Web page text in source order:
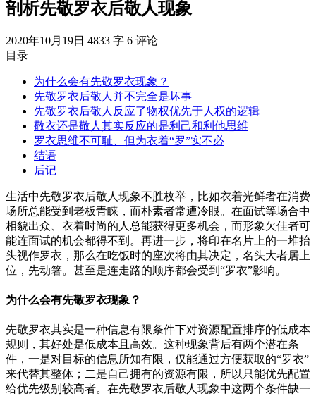
剖析先敬罗衣后敬人现象
2020年10月19日 4833 字 6 评论
目录
为什么会有先敬罗衣现象？
先敬罗衣后敬人并不完全是坏事
先敬罗衣后敬人反应了物权优先于人权的逻辑
敬衣还是敬人其实反应的是利己和利他思维
罗衣思维不可耻、但为衣着“罗”实不必
结语
后记
生活中先敬罗衣后敬人现象不胜枚举，比如衣着光鲜者在消费
场所总能受到老板青睐，而朴素者常遭冷眼。在面试等场合中
相貌出众、衣着时尚的人总能获得更多机会，而形象欠佳者可
能连面试的机会都得不到。再进一步，将印在名片上的一堆抬
头视作罗衣，那么在吃饭时的座次将由其决定，名头大者居上
位，先动箸。甚至是连走路的顺序都会受到“罗衣”影响。
为什么会有先敬罗衣现象？
先敬罗衣其实是一种信息有限条件下对资源配置排序的低成本
规则，其好处是低成本且高效。这种现象背后有两个潜在条
件，一是对目标的信息所知有限，仅能通过方便获取的“罗衣”
来代替其整体；二是自己拥有的资源有限，所以只能优先配置
给优先级别较高者。在先敬罗衣后敬人现象中这两个条件缺一